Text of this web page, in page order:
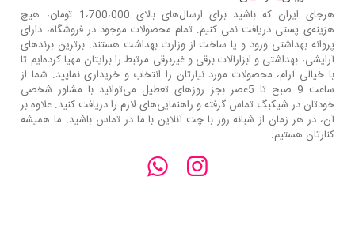
هرجای ایران که باشید برای ارسال‌های بالای 1،700،000 تومان، هیچ
هزینه‌ی پستی دریافت نمی کنیم. تمام محصولات موجود در فروشگاه، دارای
پروانه بهداشتی ورود و یا ساخت از وزارت بهداشت هستند. برترین‌ برندهای
آرایشی، بهداشتی و ابزارآلات برقی و غیربرقی مرتبط را برایتان مهیا کرده‌ایم تا
با خیالی آرام، محصولات مورد نیازتان را انتخاب و خریداری نمایید. شما از
ساعت 9 صبح تا 5عصر بجز روزهای تعطیل می‌توانید با مشاور شخصی
خودتان در شیکبگ تماس گرفته و راهنمایی‌های لازم را دریافت کنید. علاوه بر
آن، در هر زمان از شبانه روز با چت آنلاین با ما در تماس باشید. ما همیشه
کنارتان هستیم.